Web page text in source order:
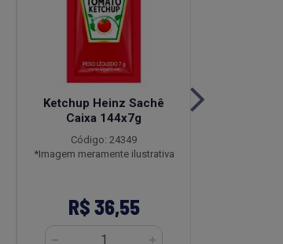
Ketchup Heinz Sachê
Caixa 144x7g
Código: 24349
*Imagem meramente ilustrativa
R$ 36,55